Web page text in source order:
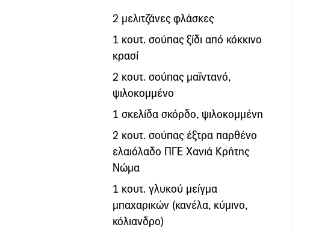
2 μελιτζάνες φλάσκες
1 κουτ. σούπας ξίδι από κόκκινο
κρασί
2 κουτ. σούπας μαϊντανό,
ψιλοκομμένο
1 σκελίδα σκόρδο, ψιλοκομμένη
2 κουτ. σούπας έξτρα παρθένο
ελαιόλαδο ΠΓΕ Χανιά Κρήτης
Νώμα
1 κουτ. γλυκού μείγμα
μπαχαρικών (κανέλα, κύμινο,
κόλιανδρο)